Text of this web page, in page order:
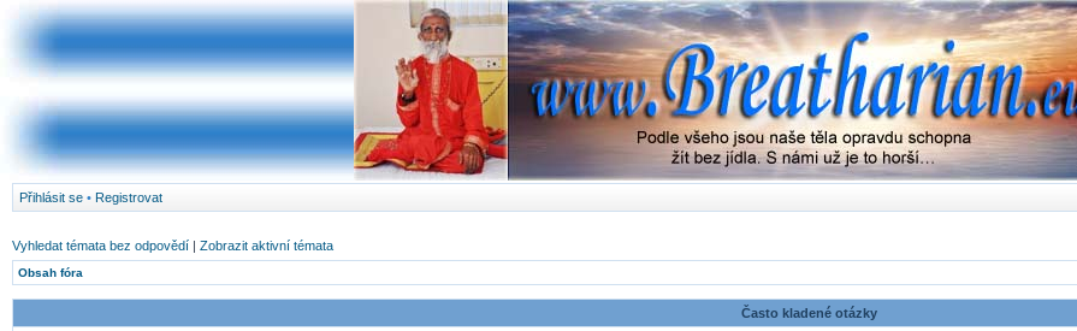
Přihlásit se • Registrovat
Vyhledat témata bez odpovědí | Zobrazit aktivní témata
Obsah fóra
Často kladené otázky